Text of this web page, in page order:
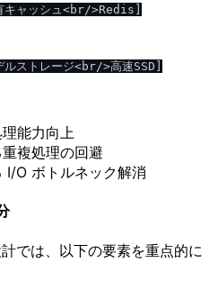
ャッシュ<br/>Redis]
能力向上
複処理の回避
I/O ボトルネック解消
では、以下の要素を重点的に